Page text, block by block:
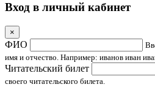
Вход в личный кабинет
×
ФИО
имя и отчество. Например: иванов иван
Читательский билет
своего читательского билета.